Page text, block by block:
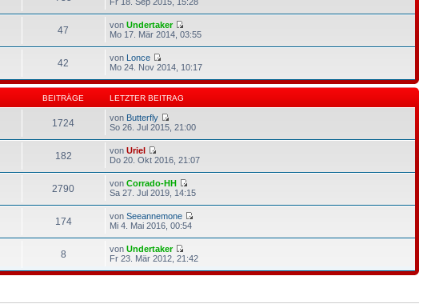
47 vonUndertaker
Mo 17. Mär 2014, 03:55
42 von Lonce
Mo 24. Nov 2014, 10:17
BEITRÄGE LETZTER BEITRAG
1724 von Butterfly
So 26. Jul 2015, 21:00
182 vonUriel
Do 20. Okt 2016, 21:07
2790 vonCorrado-HH
Sa 27. Jul 2019, 14:15
174 vonSeeannemone
Mi 4. Mai 2016, 00:54
8 vonUndertaker
Fr 23. Mär 2012, 21:42